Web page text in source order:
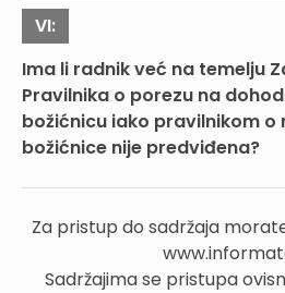
VI:
Ima li radnik već na temelju
Pravilnika o porezu na
božićnicu iako pravilnikom o
božićnice nije predviđena?
Za pristup do sadržaja
Sadržajima se pristupa